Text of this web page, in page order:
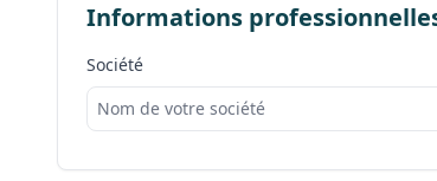
Informations
Société